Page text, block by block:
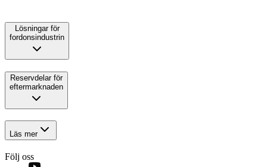
Lösningar för
fordonsindustrin
Reservdelar för
eftermarknaden
Läs mer
Följ oss